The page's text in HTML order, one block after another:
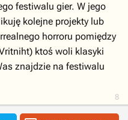
8
festiwalu gier. W jego
kolejne projekty lub
horroru pomiędzy
ktoś woli klasyki
znajdzie na festiwalu